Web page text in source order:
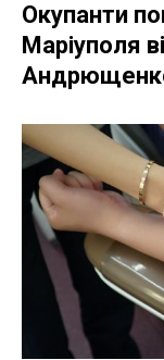
Окупанти
Маріуполя